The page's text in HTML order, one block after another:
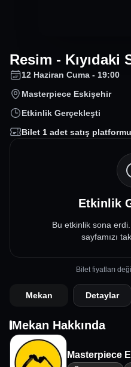
Resim - Kıyıdaki
12 Haziran Cuma - 19:00
Masterpiece Eskişehir
Etkinlik Gerçekleşti
Bilet 1 adet satış
Etkinlik
Bu etkinlik sona
sayfamızı
Bilet fiyatları
Mekan Detaylar
Mekan Hakkında
Masterpiece